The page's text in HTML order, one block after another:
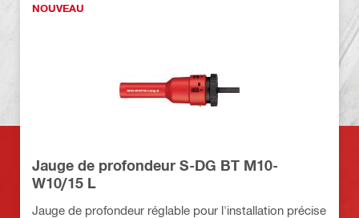
NOUVEAU
Jauge de profondeur S-DG BT M10-
W10/15 L
Jauge de profondeur réglable pour l'installation précise